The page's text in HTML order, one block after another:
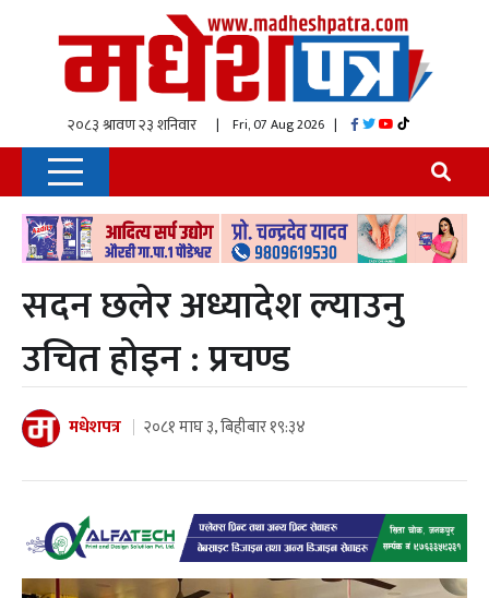
| Fri, 07 Aug 2026 |
सदन छलेर अध्यादेश ल्याउनु
उचित होइन : प्रचण्ड
मधेशपत्र २०८१ माघ ३, बिहीबार १९:३४